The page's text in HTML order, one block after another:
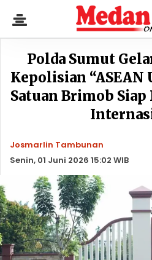
Polda Sumut
Kepolisian “ASEAN
Satuan Brimob
Josmarlin Tambunan
Senin, 01 Juni 2026 15:02 WIB